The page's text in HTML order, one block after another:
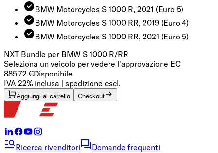
BMW Motorcycles S 1000 R, 2021 (Euro 5)
BMW Motorcycles S 1000 RR, 2019 (Euro 4)
BMW Motorcycles S 1000 RR, 2021 (Euro 5)
NXT Bundle per BMW S 1000 R/RR
Seleziona un veicolo per vedere l'approvazione EC
885,72 €Disponibile
IVA 22% inclusa | spedizione escl.
Aggiungi al carrello Checkout
Ricerca rivenditori Domande frequenti